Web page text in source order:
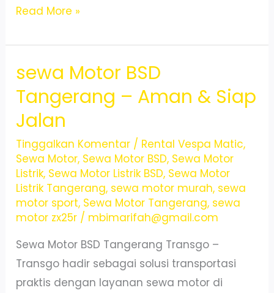
Sewa
Murah
BSD
Tangerang
–
Praktis,
Aman,
Anti
Ribet
Read More »
sewa Motor BSD
Tangerang – Aman & Siap
Jalan
Tinggalkan Komentar / Rental Vespa Matic,
Sewa Motor, Sewa Motor BSD, Sewa Motor
Listrik, Sewa Motor Listrik BSD, Sewa Motor
Listrik Tangerang, sewa motor murah, sewa
motor sport, Sewa Motor Tangerang, sewa
motor zx25r / mbimarifah@gmail.com
Sewa Motor BSD Tangerang Transgo –
Transgo hadir sebagai solusi transportasi
praktis dengan layanan sewa motor di